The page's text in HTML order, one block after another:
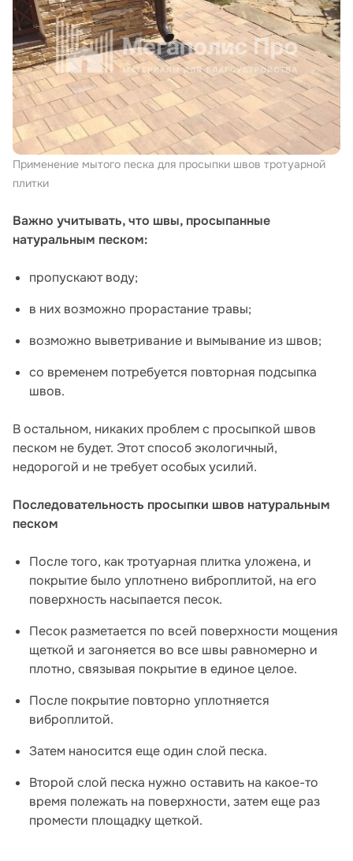
Применение мытого песка для просыпки швов тротуарной
плитки
Важно учитывать, что швы, просыпанные
натуральным песком:
пропускают воду;
в них возможно прорастание травы;
возможно выветривание и вымывание из швов;
со временем потребуется повторная подсыпка
швов.
В остальном, никаких проблем с просыпкой швов
песком не будет. Этот способ экологичный,
недорогой и не требует особых усилий.
Последовательность просыпки швов натуральным
песком
После того, как тротуарная плитка уложена, и
покрытие было уплотнено виброплитой, на его
поверхность насыпается песок.
Песок разметается по всей поверхности мощения
щеткой и загоняется во все швы равномерно и
плотно, связывая покрытие в единое целое.
После покрытие повторно уплотняется
виброплитой.
Затем наносится еще один слой песка.
Второй слой песка нужно оставить на какое-то
время полежать на поверхности, затем еще раз
промести площадку щеткой.